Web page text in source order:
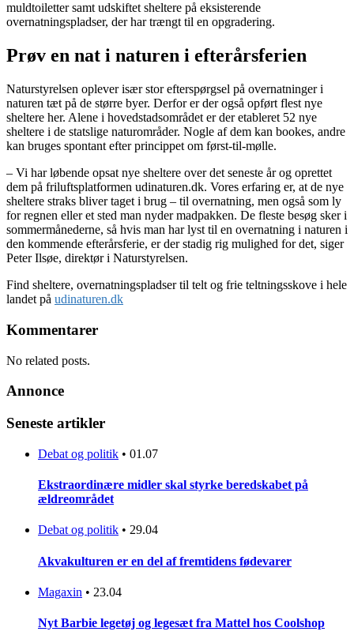
muldtoiletter samt udskiftet sheltere på eksisterende
overnatningspladser, der har trængt til en opgradering.
Prøv en nat i naturen i efterårsferien
Naturstyrelsen oplever især stor efterspørgsel på overnatninger i
naturen tæt på de større byer. Derfor er der også opført flest nye
sheltere her. Alene i hovedstadsområdet er der etableret 52 nye
sheltere i de statslige naturområder. Nogle af dem kan bookes, andre
kan bruges spontant efter princippet om først-til-mølle.
– Vi har løbende opsat nye sheltere over det seneste år og oprettet
dem på friluftsplatformen udinaturen.dk. Vores erfaring er, at de nye
sheltere straks bliver taget i brug – til overnatning, men også som ly
for regnen eller et sted man nyder madpakken. De fleste besøg sker i
sommermånederne, så hvis man har lyst til en overnatning i naturen i
den kommende efterårsferie, er der stadig rig mulighed for det, siger
Peter Ilsøe, direktør i Naturstyrelsen.
Find sheltere, overnatningspladser til telt og frie teltningsskove i hele
landet på udinaturen.dk
Kommentarer
No related posts.
Annonce
Seneste artikler
Debat og politik • 01.07
Ekstraordinære midler skal styrke beredskabet på
ældreområdet
Debat og politik • 29.04
Akvakulturen er en del af fremtidens fødevarer
Magaxin • 23.04
Nyt Barbie legetøj og legesæt fra Mattel hos Coolshop